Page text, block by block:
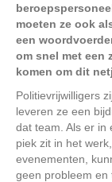
moeten ze ook
een
om snel met een
komen om dit
Politievrijwilligers
leveren ze een
dat team. Als er in
piek zit in het
evenementen,
geen probleem en